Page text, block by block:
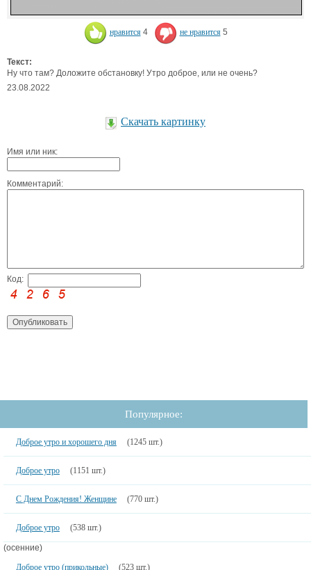
нравится 4 не нравится 5
Текст:
Ну что там? Доложите обстановку! Утро доброе, или не очень?
23.08.2022
Скачать картинку
Имя или ник:
Комментарий:
Код:
Популярное:
Доброе утро и хорошего дня (1245 шт.)
Доброе утро (1151 шт.)
С Днем Рождения! Женщине (770 шт.)
Доброе утро (538 шт.)
(осенние)
Доброе утро (прикольные)
(523 шт.)